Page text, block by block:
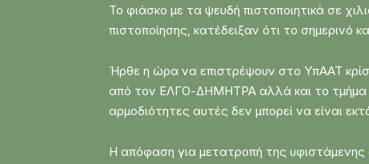
Το φιάσκο με τα ψευδή πιστοποιητικά σε
πιστοποίησης, κατέδειξαν ότι το
Ήρθε η ώρα να επιστρέψουν στο ΥπΑΑΤ
από τον ΕΛΓΟ-ΔΗΜΗΤΡΑ αλλά και το τμήμα
αρμοδιότητες αυτές δεν μπορεί να είναι
Η απόφαση για μετατροπή της